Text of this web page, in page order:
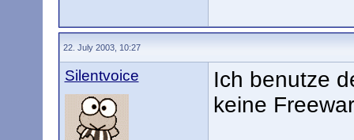
22. July 2003, 10:27
Silentvoice
Ich benutze
keine